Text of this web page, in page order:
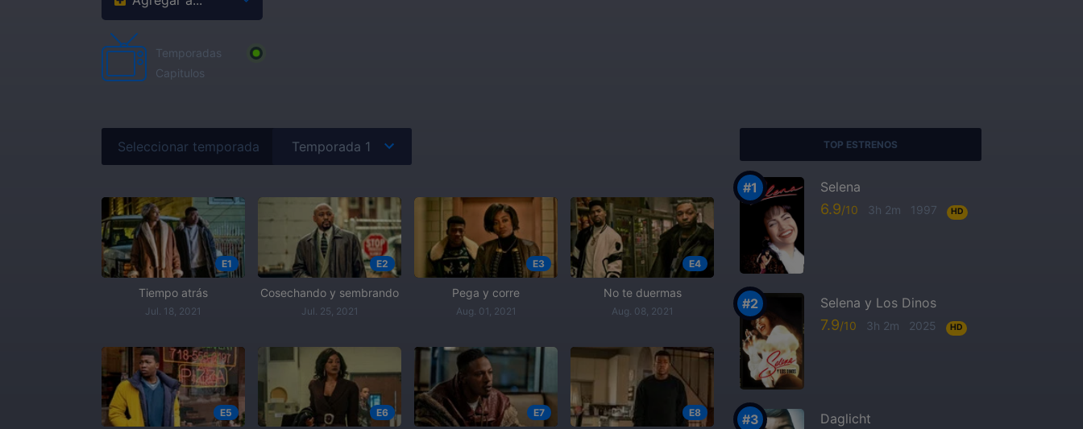
Temporadas
Capitulos
Seleccionar temporada
E1
Tiempo atrás
Jul. 18, 2021
E2
Cosechando y sembrando
Jul. 25, 2021
E3
Pega y corre
Aug. 01, 2021
E4
No te duermas
Aug. 08, 2021
E5 E6 E7 E8
TOP ESTRENOS
Selena
6.9 3h 2m 1997 HD
Selena y Los Dinos
7.9 3h 2m 2025 HD
Daglicht